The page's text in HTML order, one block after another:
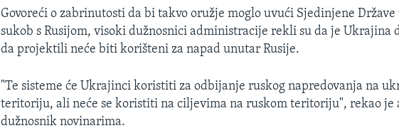
Govoreći o zabrinutosti da bi takvo oružje moglo uvući Sjedinjene Države
sukob s Rusijom, visoki dužnosnici administracije rekli su da je Ukrajina
da projektili neće biti korišteni za napad unutar Rusije.
"Te sisteme će Ukrajinci koristiti za odbijanje ruskog napredovanja na
teritoriju, ali neće se koristiti na ciljevima na ruskom teritoriju", rekao je
dužnosnik novinarima.